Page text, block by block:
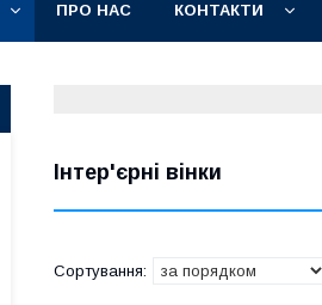
ПРО НАС КОНТАКТИ
Інтер'єрні вінки